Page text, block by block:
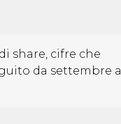
share, cifre che
da settembre a